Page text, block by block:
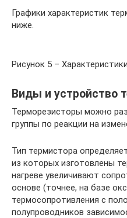
Графики характеристик
ниже.
Рисунок 5 –
Виды и устройство
Терморезисторы можно
группы по реакции на
Тип термистора
из которых изготовлены
нагреве увеличивают
основе (точнее, на базе
термосопротивления с
полупроводников